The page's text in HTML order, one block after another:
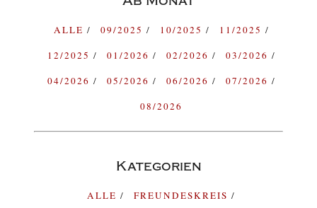
ALLE 09/2025 10/2025
11/2025
12/2025
01/2026 02/2026
03/2026
04/2026
05/2026 06/2026
07/2026
08/2026
Kategorien
ALLE FREUNDESKREIS